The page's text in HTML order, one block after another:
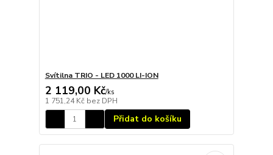
Svítilna TRIO - LED 1000 LI-ION
2 119,00 Kč/ks
1 751,24 Kč bez DPH
Přidat do košíku